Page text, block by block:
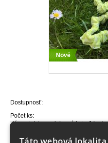
Nové
Dostupnosť:
Počet ks:
Kúpou tohto produktu získate1bod.
1,50 €